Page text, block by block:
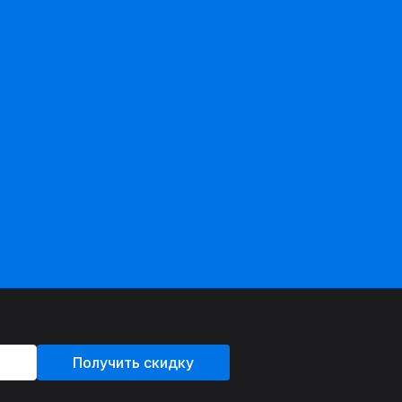
Получить скидку